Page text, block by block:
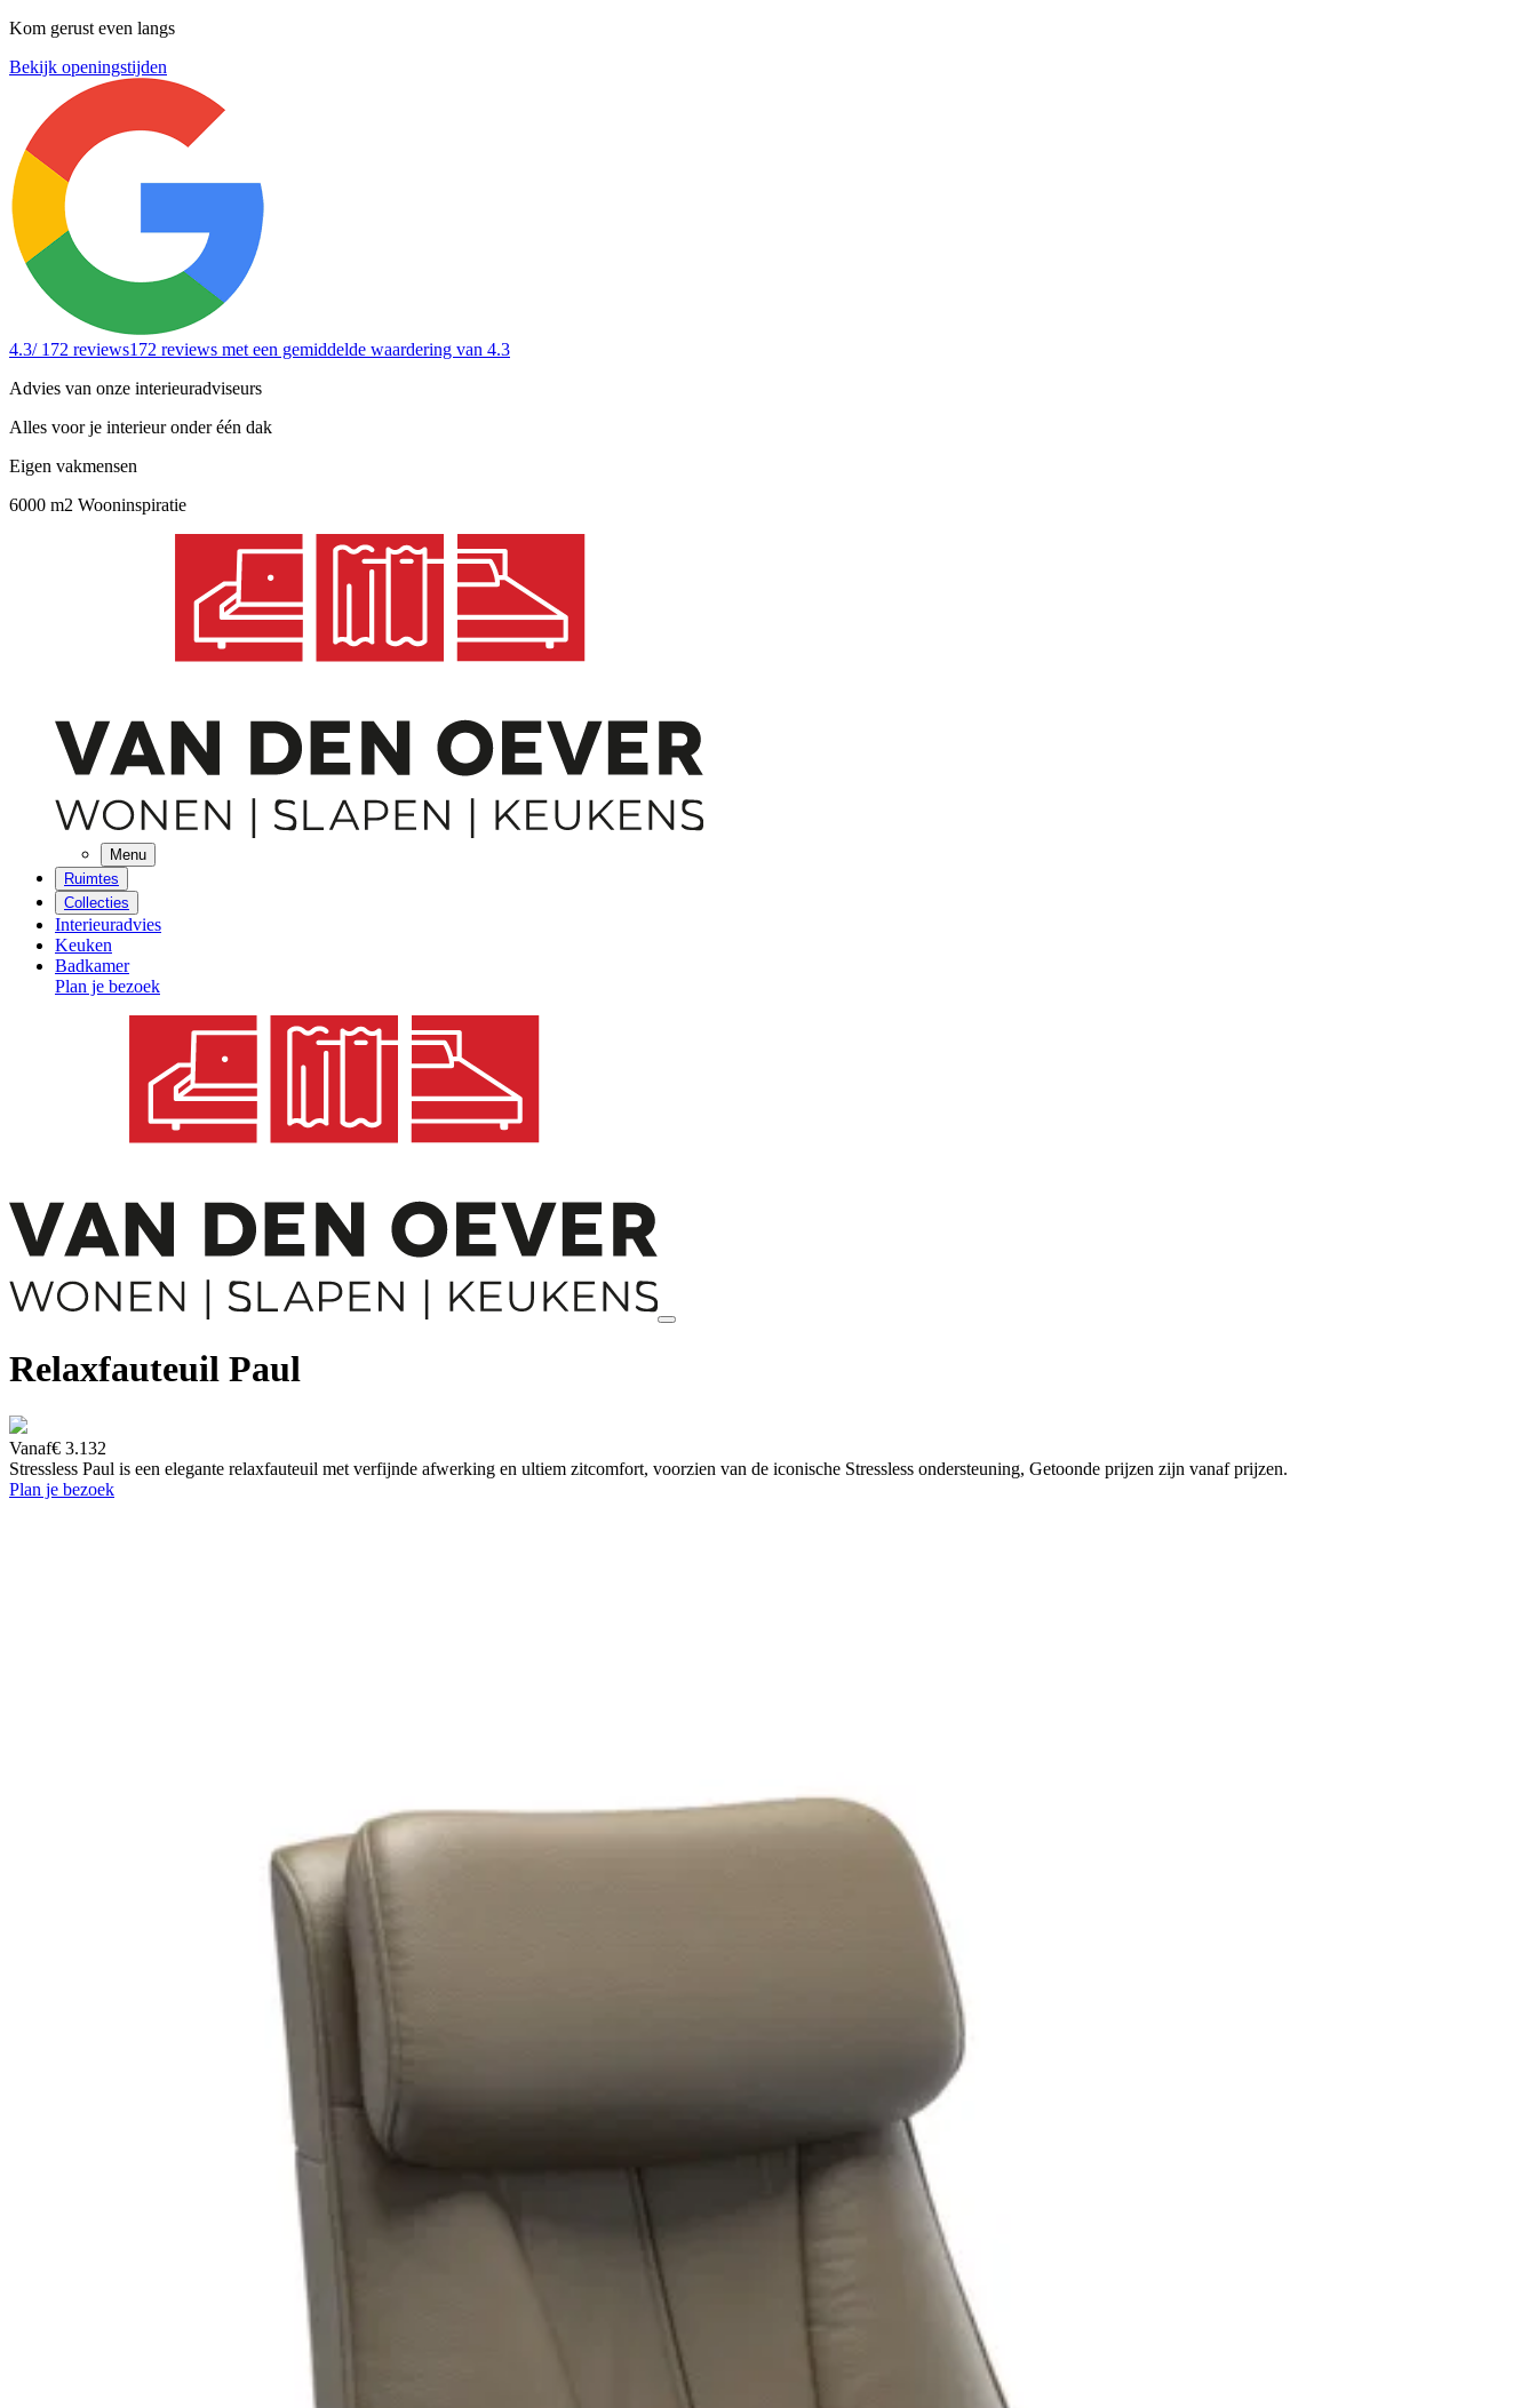
Kom gerust even langs
Bekijk openingstijden
4.3/ 172 reviews172 reviews met een gemiddelde waardering van 4.3
Advies van onze interieuradviseurs
Alles voor je interieur onder één dak
Eigen vakmensen
6000 m2 Wooninspiratie
Menu
Ruimtes
Collecties
Interieuradvies
Keuken
Badkamer
Plan je bezoek
Relaxfauteuil Paul
Vanaf€ 3.132
Stressless Paul is een elegante relaxfauteuil met verfijnde afwerking en ultiem zitcomfort, voorzien van de iconische Stressless ondersteuning, Getoonde prijzen zijn vanaf prijzen.
Plan je bezoek